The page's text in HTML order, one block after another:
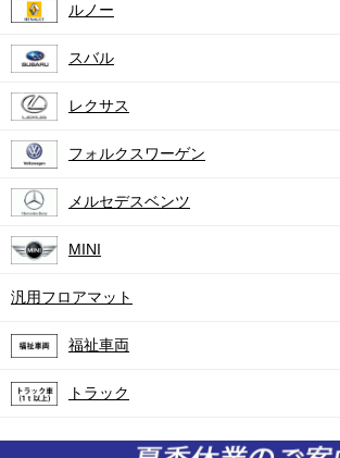
ルノー
スバル
レクサス
フォルクスワーゲン
メルセデスベンツ
MINI
汎用フロアマット
福祉車両
トラック